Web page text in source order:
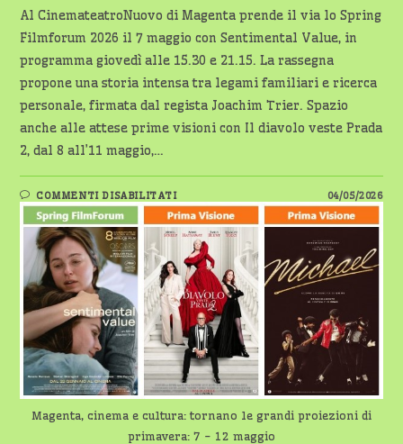
Al CinemateatroNuovo di Magenta prende il via lo Spring
Filmforum 2026 il 7 maggio con Sentimental Value, in
programma giovedì alle 15.30 e 21.15. La rassegna
propone una storia intensa tra legami familiari e ricerca
personale, firmata dal regista Joachim Trier. Spazio
anche alle attese prime visioni con Il diavolo veste Prada
2, dal 8 all’11 maggio,…
COMMENTI DISABILITATISU
MAGENTA,
CINEMA
E
CULTURA:
TORNANO
LE
GRANDI
PROIEZIONI
DI
PRIMAVERA:
7
–
12
MAGGIO
04/05/2026
Magenta, cinema e cultura: tornano le grandi proiezioni di
primavera: 7 - 12 maggio